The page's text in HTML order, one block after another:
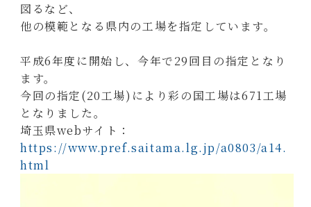
図るなど、
他の模範となる県内の工場を指定しています。
平成6年度に開始し、今年で29回目の指定となり
ます。
今回の指定(20工場)により彩の国工場は671工場
となりました。
埼玉県webサイト：
https://www.pref.saitama.lg.jp/a0803/a14.
html